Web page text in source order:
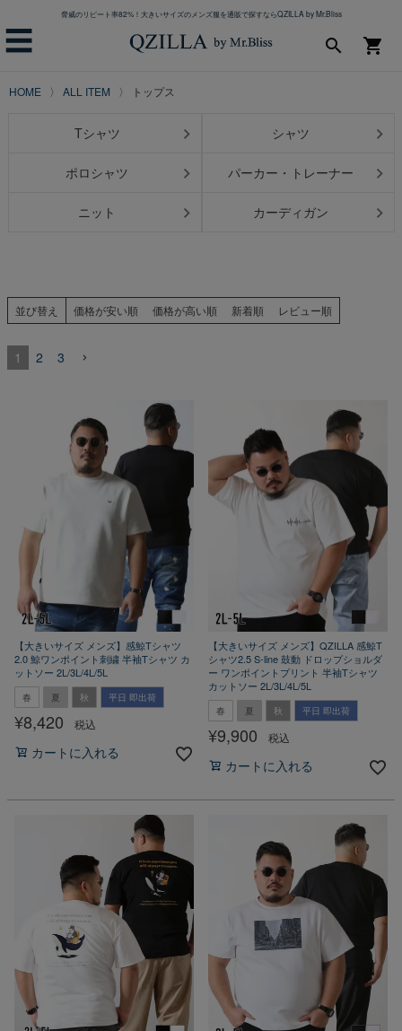
脅威のリピート率82%！大きいサイズのメンズ服を通販で探すならQZILLA by Mr.Bliss
☰ shopping_cart
search
HOME ALL ITEM トップス
Tシャツ シャツ
ポロシャツ パーカー・トレーナー
ニット カーディガン
並び替え 価格が安い順 価格が高い順 新着順 レビュー順
1 2 3
【大きいサイズ メンズ】感鯨Tシャツ
2.0 鯨ワンポイント刺繍 半袖Tシャツ カ
ットソー 2L/3L/4L/5L
春 夏 秋 平日 即出荷
¥8,420 税込
カートに入れる
【大きいサイズ メンズ】QZILLA 感鯨T
シャツ2.5 S-line 鼓動 ドロップショルダ
ー ワンポイントプリント 半袖Tシャツ
カットソー 2L/3L/4L/5L
春 夏 秋 平日 即出荷
¥9,900 税込
カートに入れる